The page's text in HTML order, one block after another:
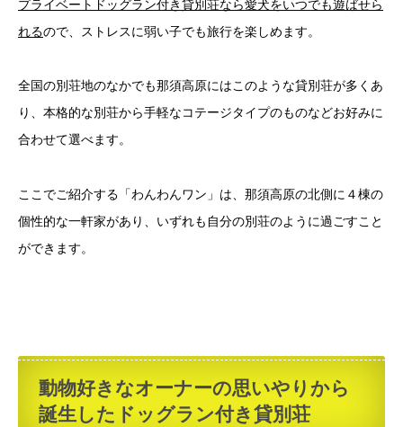
プライベートドッグラン付き貸別荘なら愛犬をいつでも遊ばせら
れるので、ストレスに弱い子でも旅行を楽しめます。
全国の別荘地のなかでも那須高原にはこのような貸別荘が多くあ
り、本格的な別荘から手軽なコテージタイプのものなどお好みに
合わせて選べます。
ここでご紹介する「わんわんワン」は、那須高原の北側に４棟の
個性的な一軒家があり、いずれも自分の別荘のように過ごすこと
ができます。
動物好きなオーナーの思いやりから
誕生したドッグラン付き貸別荘